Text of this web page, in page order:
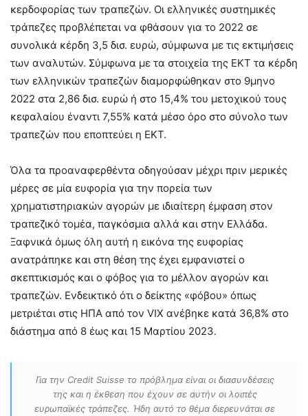
κερδοφορίας των τραπεζών. Οι ελληνικές συστημικές
τράπεζες προβλέπεται να φθάσουν για το 2022 σε
συνολικά κέρδη 3,5 δισ. ευρώ, σύμφωνα με τις εκτιμήσεις
των αναλυτών. Σύμφωνα με τα στοιχεία της ΕΚΤ τα κέρδη
των ελληνικών τραπεζών διαμορφώθηκαν στο 9μηνο
2022 στα 2,86 δισ. ευρώ ή στο 15,4% του μετοχικού τους
κεφαλαίου έναντι 7,55% κατά μέσο όρο στο σύνολο των
τραπεζών που εποπτεύει η ΕΚΤ.
Όλα τα προαναφερθέντα οδηγούσαν μέχρι πριν μερικές
μέρες σε μία ευφορία για την πορεία των
χρηματιστηριακών αγορών με ιδιαίτερη έμφαση στον
τραπεζικό τομέα, παγκόσμια αλλά και στην Ελλάδα.
Ξαφνικά όμως όλη αυτή η εικόνα της ευφορίας
ανατράπηκε και στη θέση της έχει εμφανιστεί ο
σκεπτικισμός και ο φόβος για το μέλλον αγορών και
τραπεζών. Ενδεικτικό ότι ο δείκτης «φόβου» όπως
μετριέται στις ΗΠΑ από τον VIX ανέβηκε κατά 36,8% στο
διάστημα από 8 έως και 15 Μαρτίου 2023.
Για την Credit Suisse το πρόβλημα είναι οι διασυνδέσεις
της και η έκθεση που έχουν σε αυτήν οι λοιπές
ευρωπαϊκές τράπεζες. Ήδη αυτό το θέμα διερευνάται σε